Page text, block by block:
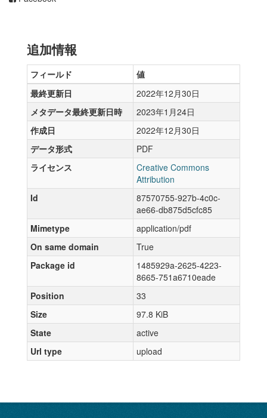
追加情報
フィールド
値
最終更新日
2022年12月30日
メタデータ最終更新日時
2023年1月24日
作成日
2022年12月30日
データ形式
PDF
ライセンス
Creative Commons
Attribution
Id
87570755-927b-4c0c-
ae66-db875d5cfc85
Mimetype
application/pdf
On same domain
True
Package id
1485929a-2625-4223-
8665-751a6710eade
Position
33
Size
97.8 KiB
State
active
Url type
upload